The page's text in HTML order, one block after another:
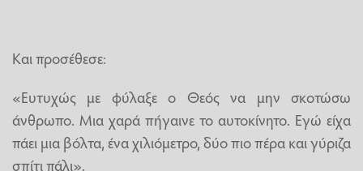
Και προσέθεσε:
«Ευτυχώς με φύλαξε ο Θεός να μην σκοτώσω
άνθρωπο. Μια χαρά πήγαινε το αυτοκίνητο. Εγώ είχα
πάει μια βόλτα, ένα χιλιόμετρο, δύο πιο πέρα και γύριζα
σπίτι πάλι».